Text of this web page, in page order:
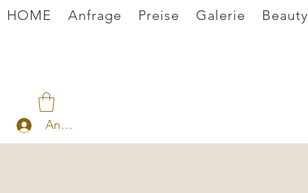
HOME Anfrage Preise Galerie
Anmelden